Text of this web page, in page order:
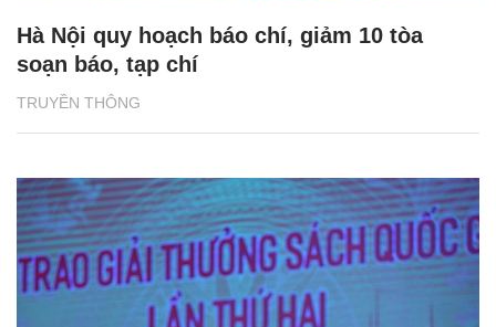
TRUYỀN THÔNG
Hà Nội quy hoạch báo chí, giảm 10 tòa
soạn báo, tạp chí